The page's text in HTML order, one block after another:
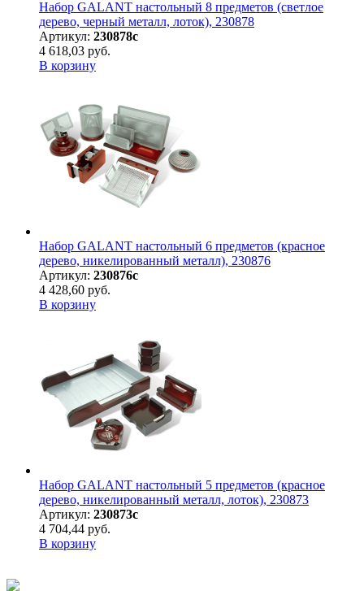
Набор GALANT настольный 8 предметов (светлое
дерево, черный металл, лоток), 230878
Артикул: 230878с
4 618,03 руб.
В корзину
Набор GALANT настольный 6 предметов (красное
дерево, никелированный металл), 230876
Артикул: 230876с
4 428,60 руб.
В корзину
Набор GALANT настольный 5 предметов (красное
дерево, никелированный металл, лоток), 230873
Артикул: 230873с
4 704,44 руб.
В корзину